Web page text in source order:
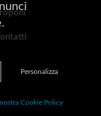
Personalizza
Cookie Policy